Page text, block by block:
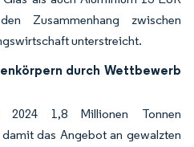
Zusammenhang zwischen
unterstreicht.
durch Wettbewerb
2024 1,8 Millionen Tonnen
das Angebot an gewalzten